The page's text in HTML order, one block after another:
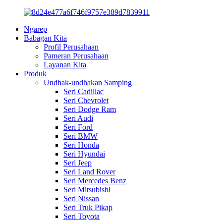
Ngarep
Babagan Kita
Profil Perusahaan
Pameran Perusahaan
Layanan Kita
Produk
Undhak-undhakan Samping
Seri Cadillac
Seri Chevrolet
Seri Dodge Ram
Seri Audi
Seri Ford
Seri BMW
Seri Honda
Seri Hyundai
Seri Jeep
Seri Land Rover
Seri Mercedes Benz
Seri Mitsubishi
Seri Nissan
Seri Truk Pikap
Seri Toyota